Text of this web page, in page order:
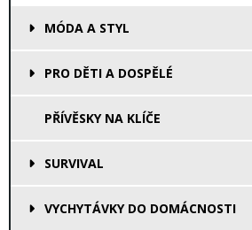
MÓDA A STYL
PRO DĚTI A DOSPĚLÉ
PŘÍVĚSKY NA KLÍČE
SURVIVAL
VYCHYTÁVKY DO DOMÁCNOSTI